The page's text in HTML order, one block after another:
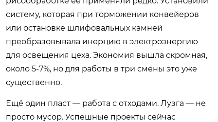
систему, которая при торможении конвейеров
или остановке шлифовальных камней
преобразовывала инерцию в электроэнергию
для освещения цеха. Экономия вышла скромная,
около 5-7%, но для работы в три смены это уже
существенно.
Ещё один пласт — работа с отходами. Лузга — не
просто мусор. Успешные проекты сейчас